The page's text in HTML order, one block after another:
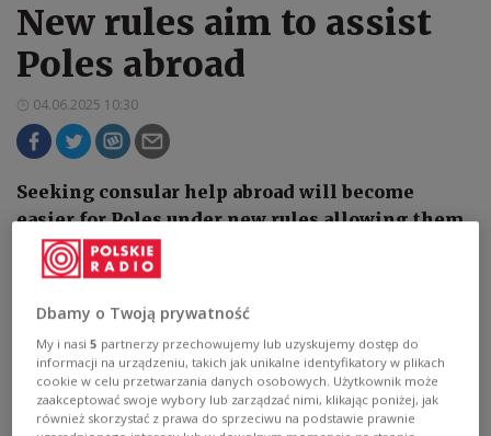
New rules aim to assist
Poles abroad
04.06.2025 10:30
Seeking consular help abroad will become
easier for Poles under new rules allowing them
to turn to other European Union embassies
when no Polish mission is available, officials
have announced.
Dbamy o Twoją prywatność
My i nasi5 partnerzy przechowujemy lub uzyskujemy dostęp do
informacji na urządzeniu, takich jak unikalne identyfikatory w plikach
cookie w celu przetwarzania danych osobowych. Użytkownik może
zaakceptować swoje wybory lub zarządzać nimi, klikając poniżej, jak
również skorzystać z prawa do sprzeciwu na podstawie prawnie